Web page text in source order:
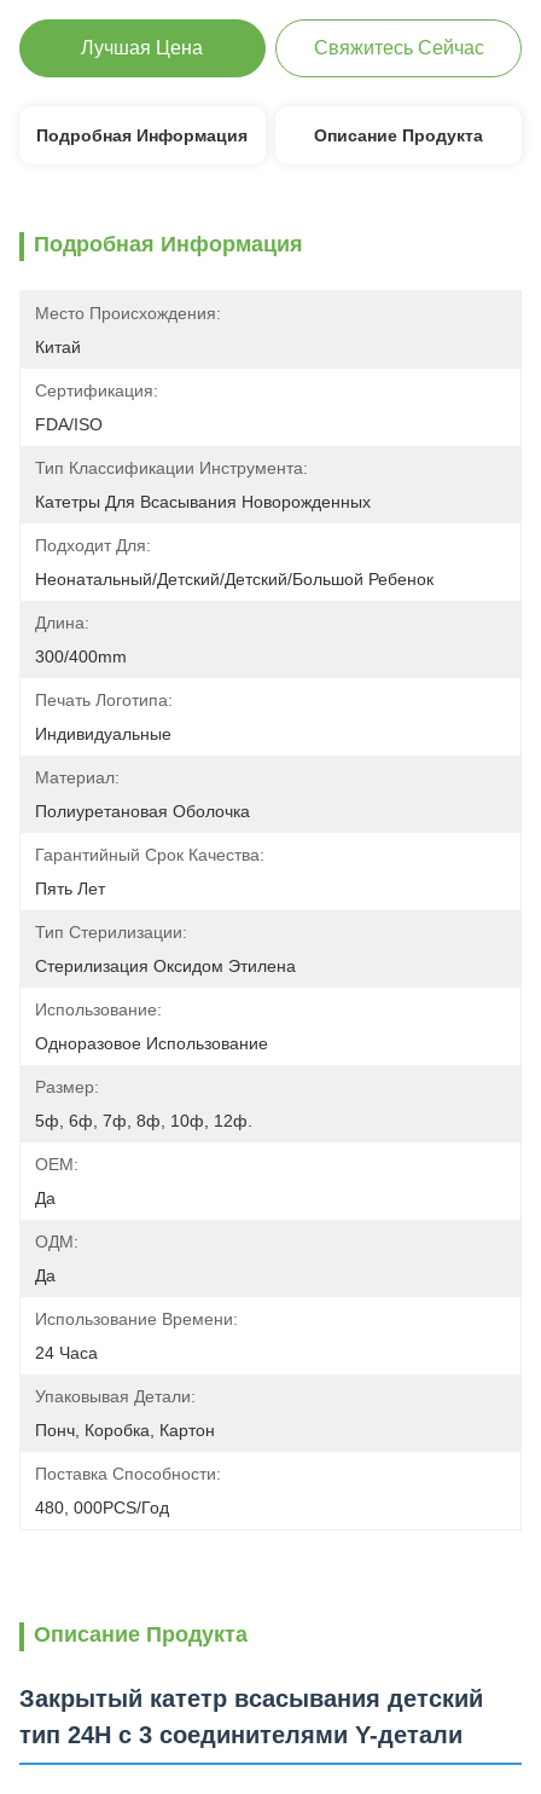
Лучшая Цена Свяжитесь Сейчас
Подробная Информация Описание Продукта
Подробная Информация
Место Происхождения:
Китай
Сертификация:
FDA/ISO
Тип Классификации Инструмента:
Катетры Для Всасывания Новорожденных
Подходит Для:
Неонатальный/детский/детский/большой Ребенок
Длина:
300/400mm
Печать Логотипа:
Индивидуальные
Материал:
Полиуретановая Оболочка
Гарантийный Срок Качества:
Пять Лет
Тип Стерилизации:
Стерилизация Оксидом Этилена
Использование:
Одноразовое Использование
Размер:
5ф, 6ф, 7ф, 8ф, 10ф, 12ф.
OEM:
Да
ОДМ:
Да
Использование Времени:
24 Часа
Упаковывая Детали:
Понч, Коробка, Картон
Поставка Способности:
480, 000PCS/год
Описание Продукта
Закрытый катетр всасывания детский
тип 24H с 3 соединителями Y-детали